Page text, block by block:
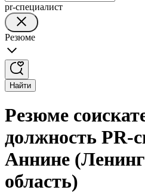
pr-специалист
Резюме
Найти
Резюме
должность PR-
Аннине
область)